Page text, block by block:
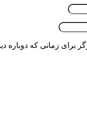
برای زمانی که دوباره